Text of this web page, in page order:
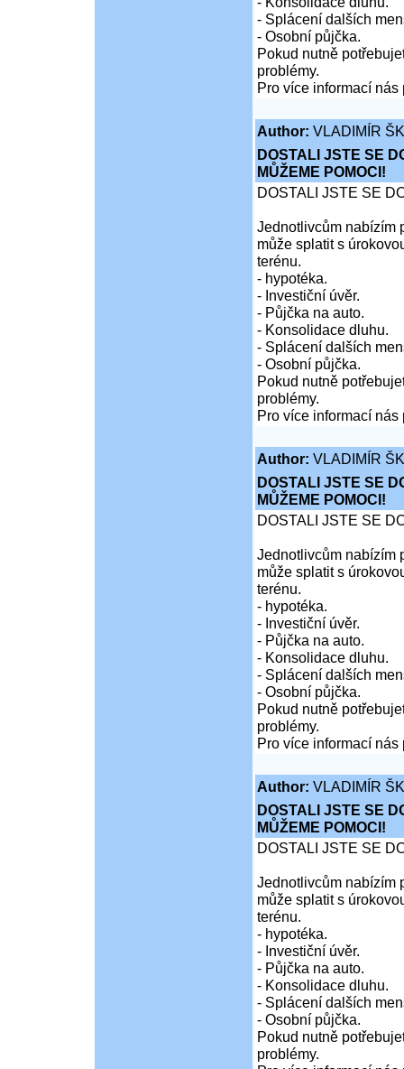
- Splácení dalších
- Osobní půjčka.
Pokud nutně
problémy.
Pro více informací nás
Author: VLADIMÍR
DOSTALI JSTE SE
MŮŽEME POMOCI!
DOSTALI JSTE SE
Jednotlivcům nabízím
může splatit s
terénu.
- hypotéka.
- Investiční úvěr.
- Půjčka na auto.
- Konsolidace dluhu.
- Splácení dalších
- Osobní půjčka.
Pokud nutně
problémy.
Pro více informací nás
Author: VLADIMÍR
DOSTALI JSTE SE
MŮŽEME POMOCI!
DOSTALI JSTE SE
Jednotlivcům nabízím
může splatit s
terénu.
- hypotéka.
- Investiční úvěr.
- Půjčka na auto.
- Konsolidace dluhu.
- Splácení dalších
- Osobní půjčka.
Pokud nutně
problémy.
Pro více informací nás
Author: VLADIMÍR
DOSTALI JSTE SE
MŮŽEME POMOCI!
DOSTALI JSTE SE
Jednotlivcům nabízím
může splatit s
terénu.
- hypotéka.
- Investiční úvěr.
- Půjčka na auto.
- Konsolidace dluhu.
- Splácení dalších
- Osobní půjčka.
Pokud nutně
problémy.